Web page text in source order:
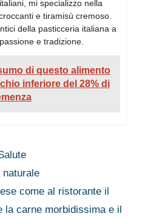
mi specializzo nella
e tiramisù cremoso.
della pasticceria italiana a
e tradizione.
di questo alimento
inferiore del 28% di
naturale
come al ristorante il
carne morbidissima e il